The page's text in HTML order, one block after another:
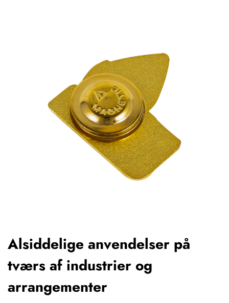
Alsiddelige anvendelser på
tværs af industrier og
arrangementer